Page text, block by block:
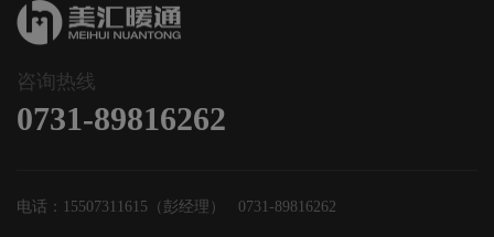
咨询热线
0731-89816262
电话：15507311615（彭经理） 0731-89816262